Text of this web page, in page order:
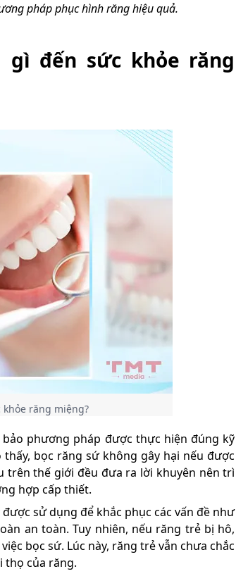
pháp phục hình răng hiệu quả.
đến sức khỏe răng
răng miệng?
phương pháp được thực hiện đúng kỹ
bọc răng sứ không gây hại nếu được
trên thế giới đều đưa ra lời khuyên nên trì
hợp cấp thiết.
sử dụng để khắc phục các vấn đề như
an toàn. Tuy nhiên, nếu răng trẻ bị hô,
bọc sứ. Lúc này, răng trẻ vẫn chưa chắc
thọ của răng.